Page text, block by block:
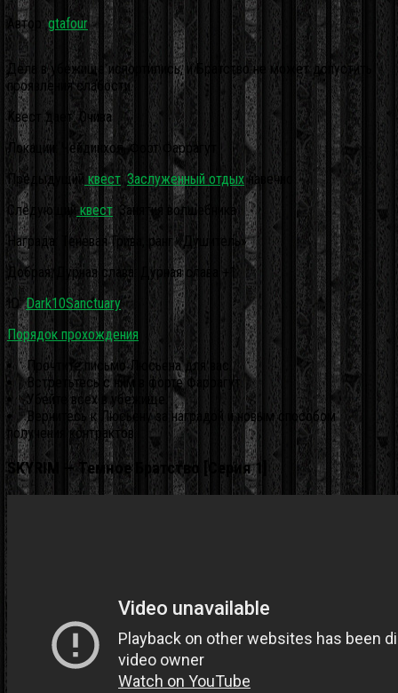
Автор:gtafour ·
Дела в убежище испортились, и Братство не может допустить
проявления слабости.
Квест дает: Очива
Локации: Чейдинхол, Форт Фаррагут
Предыдущий квест :Заслуженный отдыхнавечно
Следующий квест : Занятия волшебника
Награда: Теневая Грива, ранг «Душитель»
Добрая/Дурная слава: Дурная слава +1
ID:Dark10Sanctuary
Порядок прохождения
Прочтите письмо Люсьена для вас.
Встретьтесь с ним в форте Фаррагут.
Убейте всех в убежище.
Вернитесь к Люсьену за наградой и новым способом
получения контрактов.
SKYRIM — Темное Братство [Серия 1]